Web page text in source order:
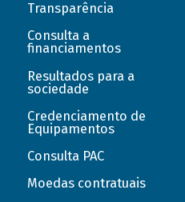
Transparência
Consulta a
financiamentos
Resultados para a
sociedade
Credenciamento de
Equipamentos
Consulta PAC
Moedas contratuais